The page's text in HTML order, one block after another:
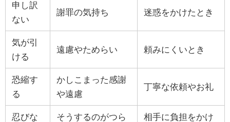
申し訳
ない
謝罪の気持ち 迷惑をかけたとき
気が引
ける
遠慮やためらい 頼みにくいとき
恐縮す
る
かしこまった感謝
や遠慮
丁寧な依頼やお礼
忍びな
そうするのがつら
相手に負担をかけ